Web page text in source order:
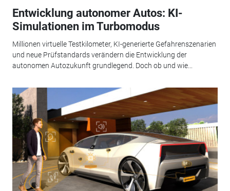
Entwicklung autonomer Autos: KI-
Simulationen im Turbomodus
Millionen virtuelle Testkilometer, KI-generierte Gefahrenszenarien
und neue Prüfstandards verändern die Entwicklung der
autonomen Autozukunft grundlegend. Doch ob und wie...